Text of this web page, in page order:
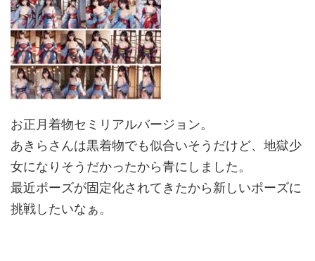
お正月着物セミリアルバージョン。
あきらさんは黒着物でも似合いそうだけど、地獄少
女になりそうだかったから青にしました。
最近ポーズが固定化されてきたから新しいポーズに
挑戦したいなぁ。